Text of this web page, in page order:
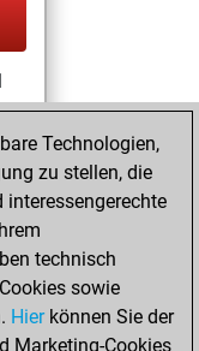
Technologien,
zu stellen, die
interessengerechte
technisch
sowie
Hierkönnen Sie der
Marketing-Cookies